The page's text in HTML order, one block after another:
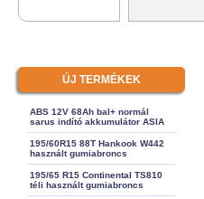
ÚJ TERMÉKEK
ABS 12V 68Ah bal+ normál
sarus indító akkumulátor ASIA
195/60R15 88T Hankook W442
használt gumiabroncs
195/65 R15 Continental TS810
téli használt gumiabroncs